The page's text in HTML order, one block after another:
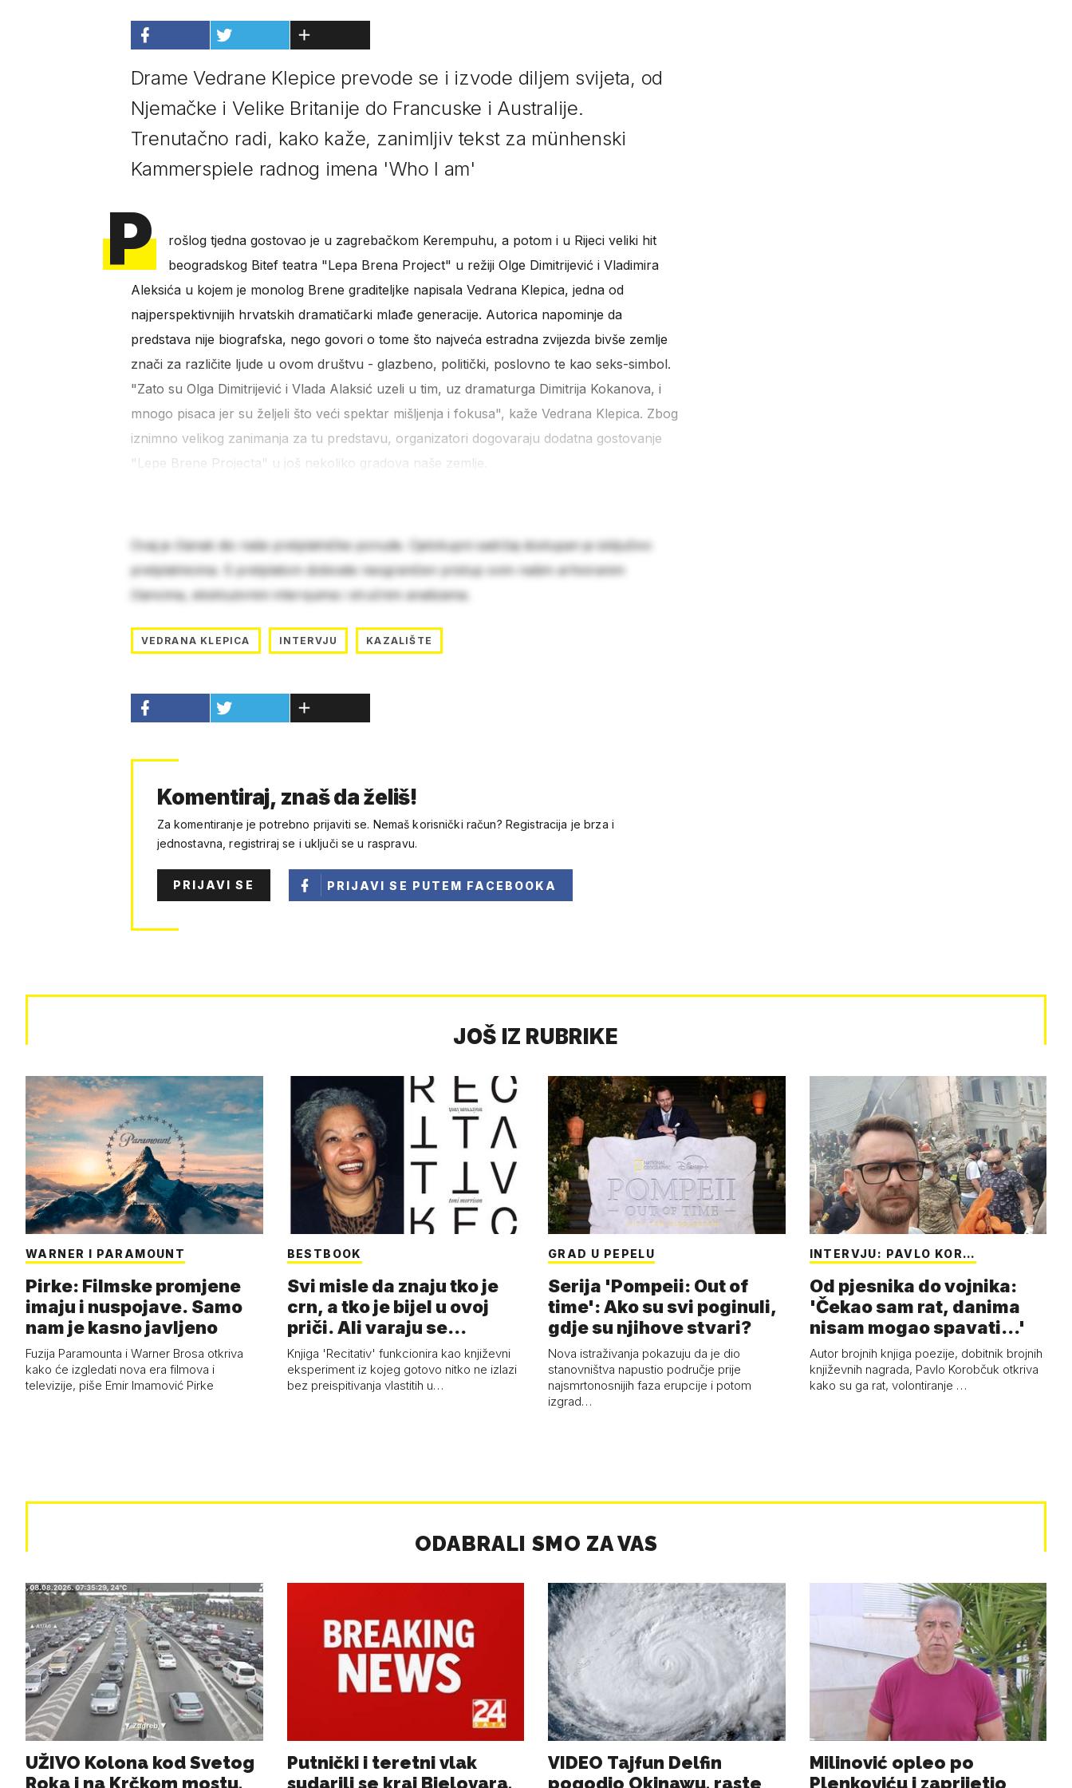
Drame Vedrane Klepice prevode se i izvode diljem svijeta, od
Njemačke i Velike Britanije do Francuske i Australije.
Trenutačno radi, kako kaže, zanimljiv tekst za münhenski
Kammerspiele radnog imena 'Who I am'
P
rošlog tjedna gostovao je u zagrebačkom Kerempuhu, a potom i u Rijeci veliki hit
beogradskog Bitef teatra "Lepa Brena Project" u režiji Olge Dimitrijević i Vladimira
Aleksića u kojem je monolog Brene graditeljke napisala Vedrana Klepica, jedna od
najperspektivnijih hrvatskih dramatičarki mlađe generacije. Autorica napominje da
predstava nije biografska, nego govori o tome što najveća estradna zvijezda bivše zemlje
znači za različite ljude u ovom društvu - glazbeno, politički, poslovno te kao seks-simbol.
"Zato su Olga Dimitrijević i Vlada Alaksić uzeli u tim, uz dramaturga Dimitrija Kokanova, i
mnogo pisaca jer su željeli što veći spektar mišljenja i fokusa", kaže Vedrana Klepica. Zbog
iznimno velikog zanimanja za tu predstavu, organizatori dogovaraju dodatna gostovanje
"Lepe Brene Projecta" u još nekoliko gradova naše zemlje.
Ovaj je članak dio naše pretplatničke ponude. Cjelokupni sadržaj dostupan je isključivo
pretplatnicima. S pretplatom dobivate neograničen pristup svim našim arhiviranim
člancima, ekskluzivnim intervjuima i stručnim analizama.
VEDRANA KLEPICA INTERVJU KAZALIŠTE
Komentiraj, znaš da želiš!
Za komentiranje je potrebno prijaviti se. Nemaš korisnički račun? Registracija je brza i
jednostavna, registriraj se i uključi se u raspravu.
PRIJAVI SE PRIJAVI SE PUTEM FACEBOOKA
JOŠ IZ RUBRIKE
WARNER I PARAMOUNT
Pirke: Filmske promjene
imaju i nuspojave. Samo
nam je kasno javljeno
Fuzija Paramounta i Warner Brosa otkriva
kako će izgledati nova era filmova i
televizije, piše Emir Imamović Pirke
BESTBOOK
Svi misle da znaju tko je
crn, a tko je bijel u ovoj
priči. Ali varaju se...
Knjiga 'Recitativ' funkcionira kao književni
eksperiment iz kojeg gotovo nitko ne izlazi
bez preispitivanja vlastitih u…
GRAD U PEPELU
Serija 'Pompeii: Out of
time': Ako su svi poginuli,
gdje su njihove stvari?
Nova istraživanja pokazuju da je dio
stanovništva napustio područje prije
najsmrtonosnijih faza erupcije i potom
izgrad…
INTERVJU: PAVLO KOR…
Od pjesnika do vojnika:
'Čekao sam rat, danima
nisam mogao spavati...'
Autor brojnih knjiga poezije, dobitnik brojnih
književnih nagrada, Pavlo Korobčuk otkriva
kako su ga rat, volontiranje …